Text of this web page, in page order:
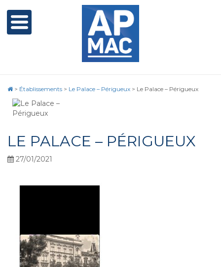
> Établissements > Le Palace – Périgueux > Le Palace – Périgueux
LE PALACE – PÉRIGUEUX
27/01/2021